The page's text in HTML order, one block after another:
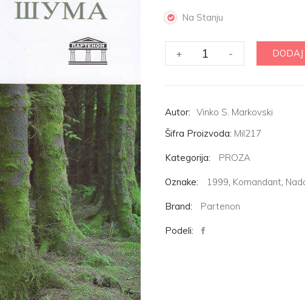
Na Stanju
+
Zaovska
šuma
-
Autor: Vinko S. Markovski
Šifra Proizvoda: Mil217
Kategorija: PROZA
Oznake: 1999, Komandant,
Brand: Partenon
Podeli: